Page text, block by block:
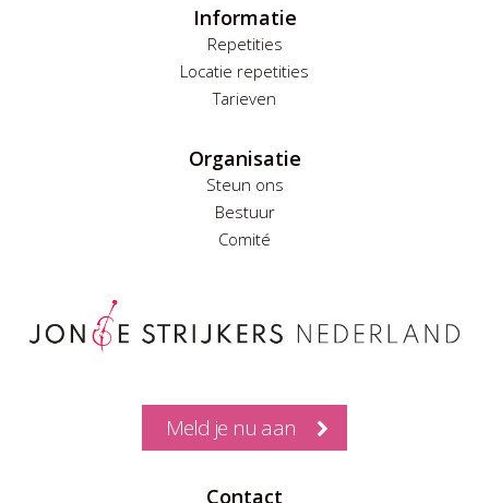
Informatie
Repetities
Locatie repetities
Tarieven
Organisatie
Steun ons
Bestuur
Comité
Meld je nu aan
Contact